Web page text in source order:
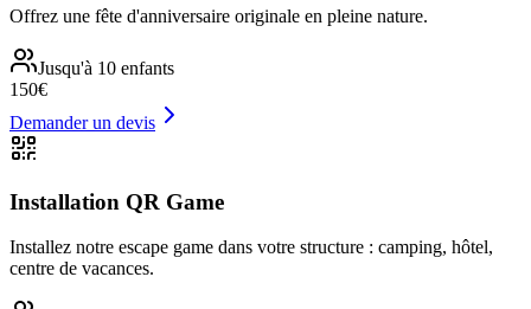
Offrez une fête d'anniversaire originale en pleine nature.
Jusqu'à 10 enfants
150€
Demander un devis
Installation QR Game
Installez notre escape game dans votre structure : camping, hôtel,
centre de vacances.